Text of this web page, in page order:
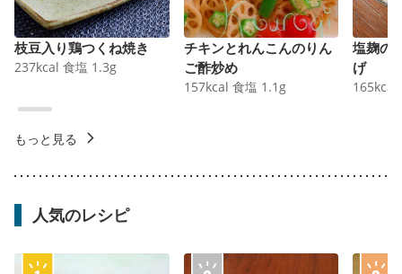
枝豆入り鶏つくね焼き
237kcal 食塩 1.3g
チキンとれんこんのりん
ご酢炒め
157kcal 食塩 1.1 g
塩麹の
げ
165kcal
もっと見る
人気のレシピ